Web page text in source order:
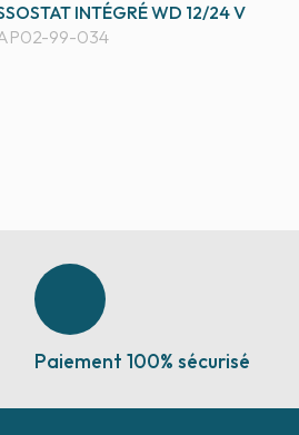
INTÉGRÉ WD 12/24 V
99-034
Paiement 100% sécurisé